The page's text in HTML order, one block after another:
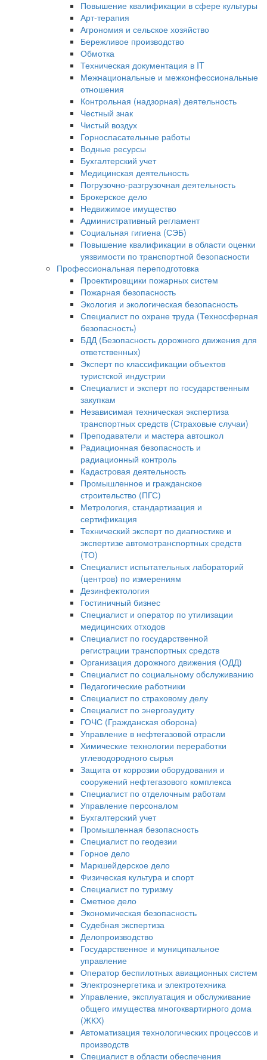
Повышение квалификации в сфере культуры
Арт-терапия
Агрономия и сельское хозяйство
Бережливое производство
Обмотка
Техническая документация в IT
Межнациональные и межконфессиональные
отношения
Контрольная (надзорная) деятельность
Честный знак
Чистый воздух
Горноспасательные работы
Водные ресурсы
Бухгалтерский учет
Медицинская деятельность
Погрузочно-разгрузочная деятельность
Брокерское дело
Недвижимое имущество
Административный регламент
Социальная гигиена (СЭБ)
Повышение квалификации в области оценки
уязвимости по транспортной безопасности
Профессиональная переподготовка
Проектировщики пожарных систем
Пожарная безопасность
Экология и экологическая безопасность
Специалист по охране труда (Техносферная
безопасность)
БДД (Безопасность дорожного движения для
ответственных)
Эксперт по классификации объектов
туристской индустрии
Специалист и эксперт по государственным
закупкам
Независимая техническая экспертиза
транспортных средств (Страховые случаи)
Преподаватели и мастера автошкол
Радиационная безопасность и
радиационный контроль
Кадастровая деятельность
Промышленное и гражданское
строительство (ПГС)
Метрология, стандартизация и
сертификация
Технический эксперт по диагностике и
экспертизе автомотранспортных средств
(ТО)
Специалист испытательных лабораторий
(центров) по измерениям
Дезинфектология
Гостиничный бизнес
Специалист и оператор по утилизации
медицинских отходов
Специалист по государственной
регистрации транспортных средств
Организация дорожного движения (ОДД)
Специалист по социальному обслуживанию
Педагогические работники
Специалист по страховому делу
Специалист по энергоаудиту
ГОЧС (Гражданская оборона)
Управление в нефтегазовой отрасли
Химические технологии переработки
углеводородного сырья
Защита от коррозии оборудования и
сооружений нефтегазового комплекса
Специалист по отделочным работам
Управление персоналом
Бухгалтерский учет
Промышленная безопасность
Специалист по геодезии
Горное дело
Маркшейдерское дело
Физическая культура и спорт
Специалист по туризму
Сметное дело
Экономическая безопасность
Судебная экспертиза
Делопроизводство
Государственное и муниципальное
управление
Оператор беспилотных авиационных систем
Электроэнергетика и электротехника
Управление, эксплуатация и обслуживание
общего имущества многоквартирного дома
(ЖКХ)
Автоматизация технологических процессов и
производств
Специалист в области обеспечения